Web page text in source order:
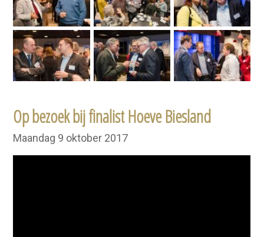
Op bezoek bij finalist Hoeve Biesland
Maandag 9 oktober 2017